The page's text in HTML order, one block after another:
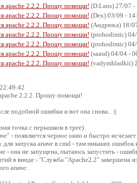
apache 2.2.2. Прошу помощи! (D.Lans) 27/07
apache 2.2.2. Прошу помощи! (Dex) 03/09 -
apache 2.2.2. Прошу помощи! (Андрюха) 18/
apache 2.2.2. Прошу помощи! (prohodimic)
apache 2.2.2. Прошу помощи! (prohodimic)
apache 2.2.2. Прошу помощи! (saasd) 04/04 -
apache 2.2.2. Прошу помощи! (vadymhladkii)
2.2.2. Прошу помощи!
подобной ошибки и вот она снова.. :(
точка с перышком в трее).
- появляется черное окно и быстро
запуска апаче в cmd - там никаких
- она не запущена, пытаюсь запустить -
в винде - "Служба "Apache2.2" завершена
апаче: